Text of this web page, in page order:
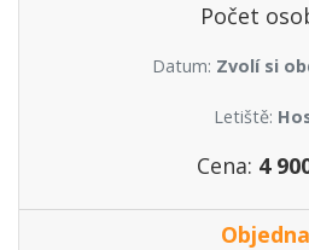
Počet
Datum: Zvolí si
Letiště:
Cena: 4